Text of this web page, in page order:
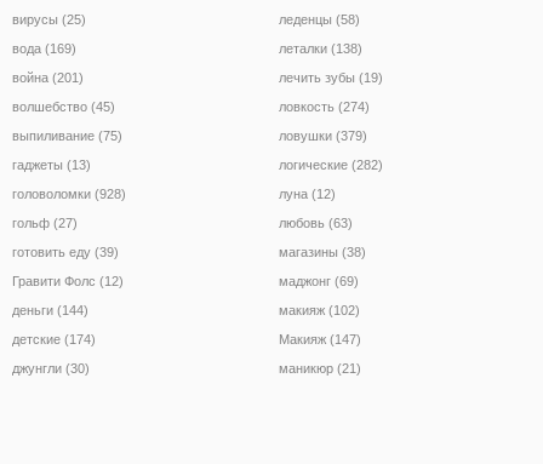
вирусы (25)
вода (169)
война (201)
волшебство (45)
выпиливание (75)
гаджеты (13)
головоломки (928)
гольф (27)
готовить еду (39)
Гравити Фолс (12)
деньги (144)
детские (174)
джунгли (30)
леденцы (58)
леталки (138)
лечить зубы (19)
ловкость (274)
ловушки (379)
логические (282)
луна (12)
любовь (63)
магазины (38)
маджонг (69)
макияж (102)
Макияж (147)
маникюр (21)